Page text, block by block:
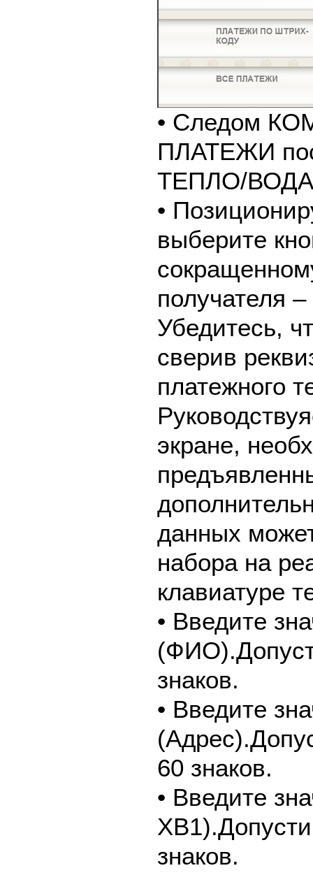
• Следом
ПЛАТЕЖИ
ТЕПЛО/
•
выберите
получателя
Убедитесь,
сверив
платежного
экране,
данных
набора на
клавиатуре
• Введите
знаков.
• Введите
60 знаков.
• Введите
знаков.